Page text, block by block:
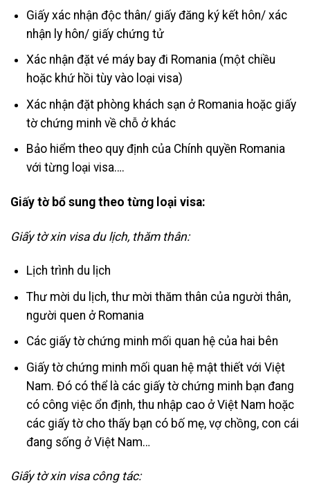
Giấy xác nhận độc thân/ giấy đăng ký kết hôn/ xác
nhận ly hôn/ giấy chứng tử
Xác nhận đặt vé máy bay đi Romania (một chiều
hoặc khứ hồi tùy vào loại visa)
Xác nhận đặt phòng khách sạn ở Romania hoặc giấy
tờ chứng minh về chỗ ở khác
Bảo hiểm theo quy định của Chính quyền Romania
với từng loại visa….
Giấy tờ bổ sung theo từng loại visa:
Giấy tờ xin visa du lịch, thăm thân:
Lịch trình du lịch
Thư mời du lịch, thư mời thăm thân của người thân,
người quen ở Romania
Các giấy tờ chứng minh mối quan hệ của hai bên
Giấy tờ chứng minh mối quan hệ mật thiết với Việt
Nam. Đó có thể là các giấy tờ chứng minh bạn đang
có công việc ổn định, thu nhập cao ở Việt Nam hoặc
các giấy tờ cho thấy bạn có bố mẹ, vợ chồng, con cái
đang sống ở Việt Nam…
Giấy tờ xin visa công tác: